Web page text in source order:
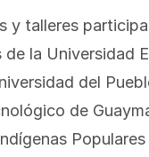
y talleres
de la Universidad
del
de